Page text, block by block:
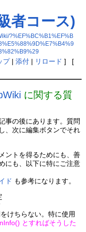
者コース)
?%EF%BC%B1%EF%B
プ| 添付| リロード ] [
に関する質
事の後にあります。質問
、次に編集ボタンでそれ
ントを得るためにも、善
にも、以下に特にご注意
ド も参考になります。
けちらない。特に使用
とすればそうした